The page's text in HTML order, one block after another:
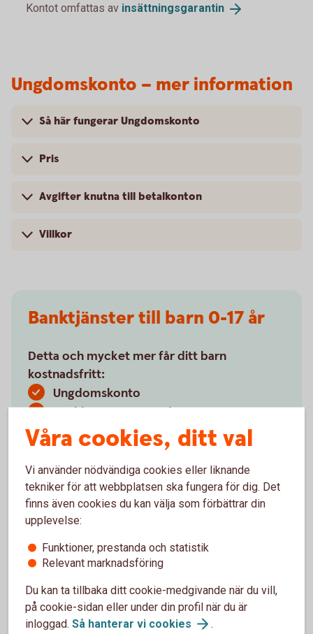
Kontot omfattas av insättningsgarantin
Ungdomskonto – mer information
Så här fungerar Ungdomskonto
Pris
Avgifter knutna till betalkonton
Villkor
Banktjänster till barn 0-17 år
Detta och mycket mer får ditt barn
kostnadsfritt:
Ungdomskonto
Bankkort Mastercard ung
Swish
Gör ditt barn tillbankkund
Konton och utbetalningar
Privatkonto
Våra cookies, ditt val
Vi använder nödvändiga cookies eller liknande
tekniker för att webbplatsen ska fungera för dig. Det
finns även cookies du kan välja som förbättrar din
upplevelse:
Funktioner, prestanda och statistik
Relevant marknadsföring
Du kan ta tillbaka ditt cookie-medgivande när du vill,
på cookie-sidan eller under din profil när du är
inloggad. Så hanterar vi cookies .